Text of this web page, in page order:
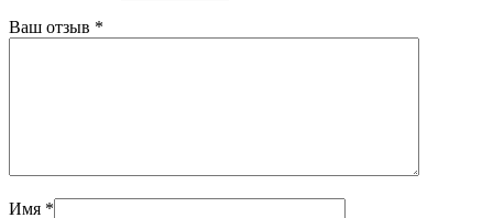
Ваш отзыв *
Имя *